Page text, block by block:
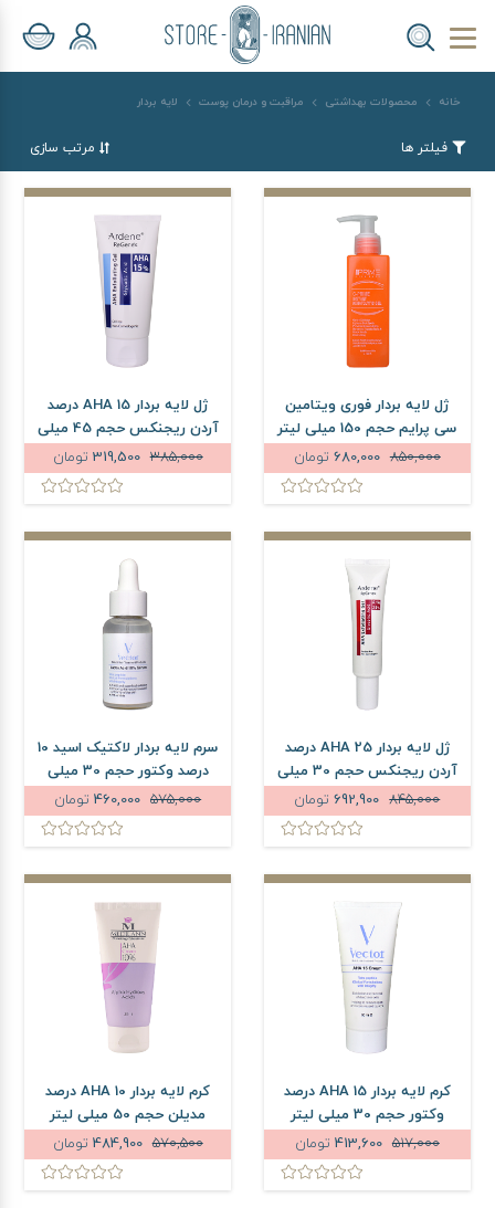
خانه محصولات بهداشتی مراقبت و درمان پوست لایه بردار
فیلتر ها مرتب سازی
ژل لایه بردار فوری ویتامین
سی پرایم حجم 150 میلی لیتر
850,000
680,000 تومان
ژل لایه بردار AHA 15 درصد
آردن ریجنکس حجم 45 میلی
لیتر 385,000
319,500 تومان
ژل لایه بردار AHA 25 درصد
آردن ریجنکس حجم 30 میلی
لیتر 845,000 تومان
سرم لایه بردار لاکتیک اسید 10
درصد وکتور حجم 30 میلی
لیتر 575,000 تومان
کرم لایه بردار AHA 15 درصد
وکتور حجم 30 میلی لیتر
517,000
413,600 تومان
کرم لایه بردار AHA 10 درصد
مدیلن حجم 50 میلی لیتر
570,500
484,900 تومان